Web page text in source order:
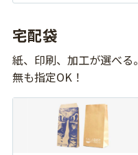
宅配袋
紙、印刷、加工が選べ
無も指定OK！